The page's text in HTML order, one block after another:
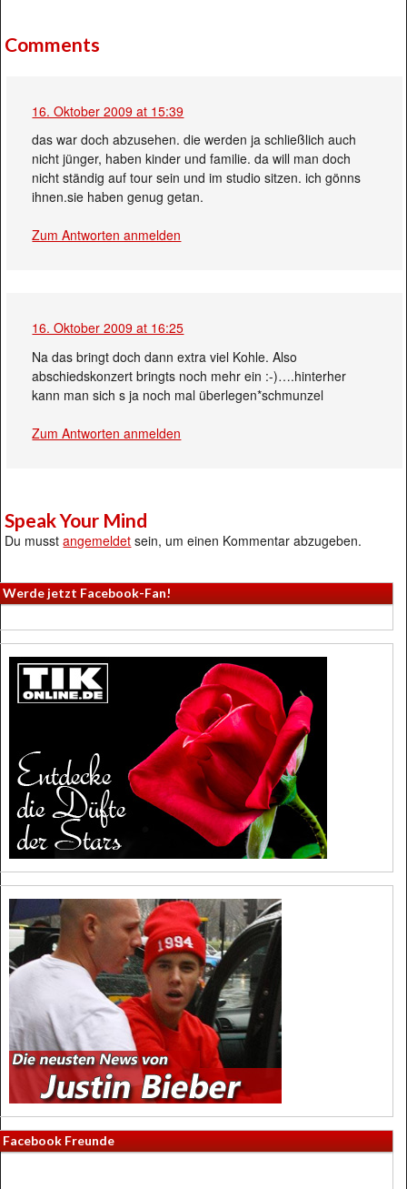
Comments
16. Oktober 2009 at 15:39
das war doch abzusehen. die werden ja schließlich auch
nicht jünger, haben kinder und familie. da will man doch
nicht ständig auf tour sein und im studio sitzen. ich gönns
ihnen.sie haben genug getan.
Zum Antworten anmelden
16. Oktober 2009 at 16:25
Na das bringt doch dann extra viel Kohle. Also
abschiedskonzert bringts noch mehr ein :-)….hinterher
kann man sich s ja noch mal überlegen*schmunzel
Zum Antworten anmelden
Speak Your Mind
Du musstangemeldet sein, um einen Kommentar abzugeben.
Werde jetzt Facebook-Fan!
Facebook Freunde